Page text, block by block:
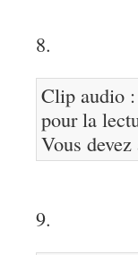
8.
Clip audio
pour la
Vous
9.